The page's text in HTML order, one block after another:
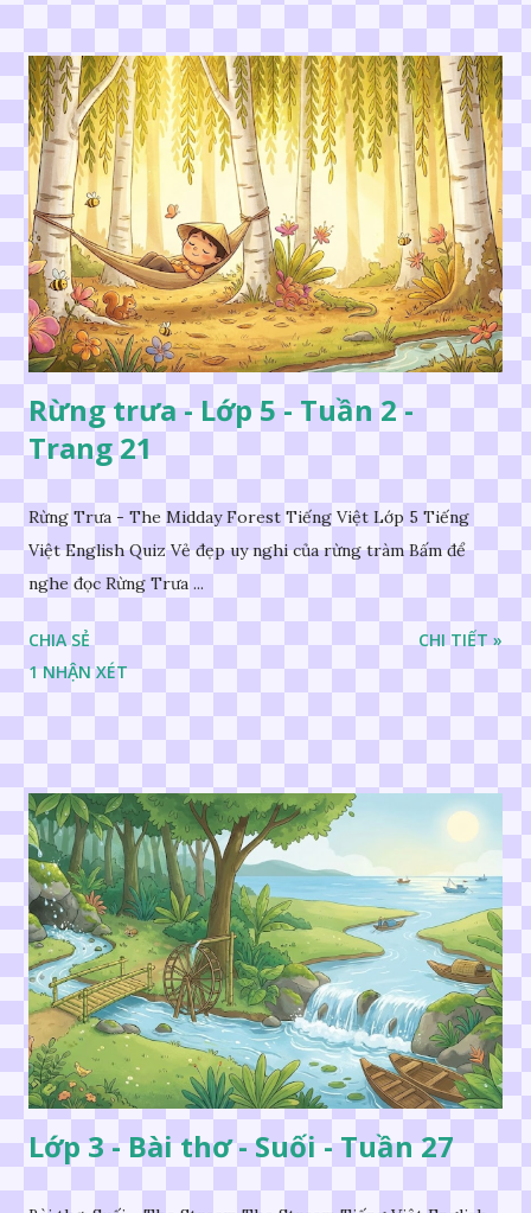
Rừng trưa - Lớp 5 - Tuần 2 -
Trang 21
Rừng Trưa - The Midday Forest Tiếng Việt Lớp 5 Tiếng
Việt English Quiz Vẻ đẹp uy nghi của rừng tràm Bấm để
nghe đọc Rừng Trưa ...
CHIA SẺ
1 NHẬN XÉT
CHI TIẾT »
Lớp 3 - Bài thơ - Suối - Tuần 27